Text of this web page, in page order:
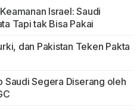
Israel: Saudi
Tapi tak Bisa Pakai
dan Pakistan Teken Pakta
Saudi Segera Diserang oleh